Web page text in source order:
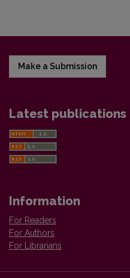
Make a Submission
Latest publications
Information
For Readers
For Authors
For Librarians